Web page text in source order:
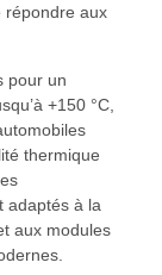
répondre aux
pour un
+150 °C,
thermique
adaptés à la
aux modules